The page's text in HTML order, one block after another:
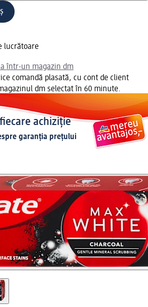
lucrătoare
într-un magazin dm
comandă plasată, cu cont de client
dm selectat în 60 minute.
achiziție
garanția prețului